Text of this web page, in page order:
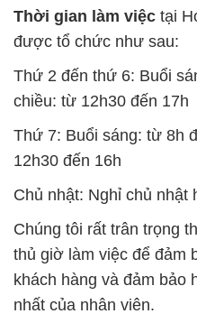
Thời gian làm việc tại
được tổ chức như sau:
Thứ 2 đến thứ 6: Buổi
chiều: từ 12h30 đến 17h
Thứ 7: Buổi sáng: từ 8h
12h30 đến 16h
Chủ nhật: Nghỉ chủ nhật
Chúng tôi rất trân trọng
thủ giờ làm việc để đảm
khách hàng và đảm bảo
nhất của nhân viên.